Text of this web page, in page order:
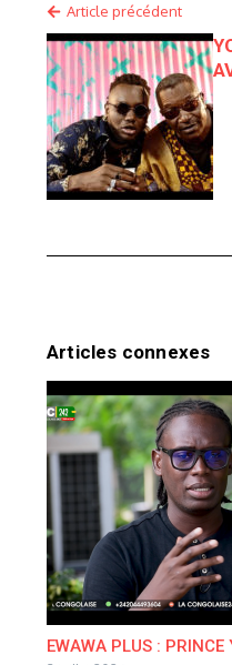
Article précédent
Articles connexes
EWAWA PLUS : PRINCE